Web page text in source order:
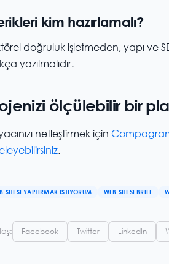
kim hazırlamalı?
doğruluk işletmeden, yapı ve
yazılmalıdır.
ölçülebilir bir
netleştirmek için
.
SITESI YAPTIRMAK ISTIYORUM WEB SITESI BRIEF
Facebook Twitter LinkedIn